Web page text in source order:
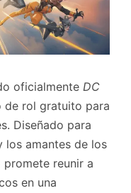
oficialmente DC
de rol gratuito para
Diseñado para
los amantes de los
reunir a
en una